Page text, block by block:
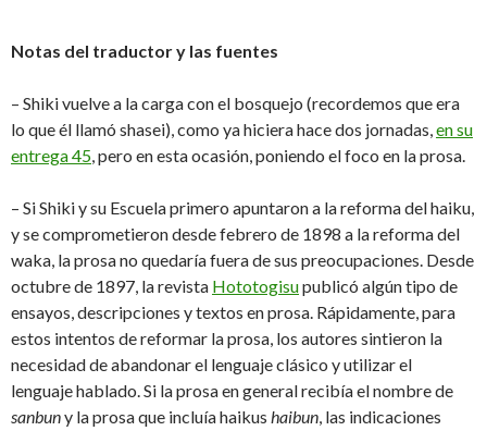
Notas del traductor y las fuentes
– Shiki vuelve a la carga con el bosquejo (recordemos que era
lo que él llamó shasei), como ya hiciera hace dos jornadas,en su
entrega 45, pero en esta ocasión, poniendo el foco en la prosa.
– Si Shiki y su Escuela primero apuntaron a la reforma del haiku,
y se comprometieron desde febrero de 1898 a la reforma del
waka, la prosa no quedaría fuera de sus preocupaciones. Desde
octubre de 1897, la revista Hototogisupublicó algún tipo de
ensayos, descripciones y textos en prosa. Rápidamente, para
estos intentos de reformar la prosa, los autores sintieron la
necesidad de abandonar el lenguaje clásico y utilizar el
lenguaje hablado. Si la prosa en general recibía el nombre de
sanbuny la prosa que incluía haikus haibun, las indicaciones